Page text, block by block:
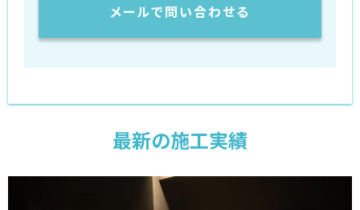
メールで問い合わせる
最新の施工実績